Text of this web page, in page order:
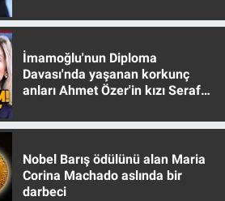
İmamoğlu'nun Diploma
Davası'nda yaşanan korkunç
anları Ahmet Özer'in kızı Seraf
Nobel Barış ödülünü alan Maria
Corina Machado aslında bir
darbeci